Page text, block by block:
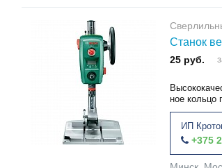
Станок
25 руб.
ное кольцо
ИП
+375